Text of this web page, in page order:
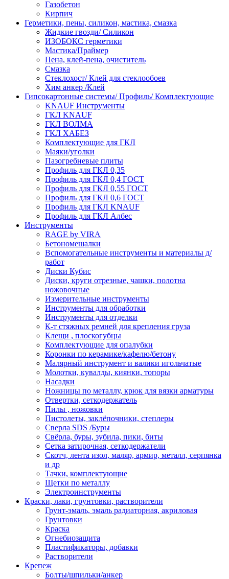
Газобетон
Кирпич
Герметики, пены, силикон, мастика, смазка
Жидкие гвозди/ Силикон
ИЗОБОКС герметики
Мастика/Праймер
Пена, клей-пена, очиститель
Смазка
Стеклохост/ Клей для стеклообоев
Хим анкер /Клей
Гипсокартонные системы/ Профиль/ Комплектующие
KNAUF Инструменты
ГКЛ KNAUF
ГКЛ ВОЛМА
ГКЛ ХАБЕЗ
Комплектующие для ГКЛ
Маяки/уголки
Пазогребневые плиты
Профиль для ГКЛ 0,35
Профиль для ГКЛ 0,4 ГОСТ
Профиль для ГКЛ 0,55 ГОСТ
Профиль для ГКЛ 0,6 ГОСТ
Профиль для ГКЛ KNAUF
Профиль для ГКЛ Албес
Инструменты
RAGE by VIRA
Бетономешалки
Вспомогательные инструменты и материалы д/
работ
Диски Кубис
Диски, круги отрезные, чашки, полотна
ножовочные
Измерительные инструменты
Инструменты для обработки
Инструменты для отделки
К-т стяжных ремней для крепления груза
Клещи , плоскогубцы
Комплектующие для опалубки
Коронки по керамике/кафелю/бетону
Малярный инструмент и валики игольчатые
Молотки, кувалды, киянки, топоры
Насадки
Ножницы по металлу, крюк для вязки арматуры
Отвертки, сеткодержатель
Пилы , ножовки
Пистолеты, заклёпочники, степлеры
Сверла SDS /Буры
Свёрла, буры, зубила, пики, биты
Сетка затирочная, сеткодержатели
Скотч, лента изол, маляр, армир, металл, серпянка
и др
Тачки, комплектующие
Щетки по металлу
Электроинструменты
Краски, лаки, грунтовки, растворители
Грунт-эмаль, эмаль радиаторная, акриловая
Грунтовки
Краска
Огнебиозащита
Пластификаторы, добавки
Растворители
Крепеж
Болты/шпильки/анкер